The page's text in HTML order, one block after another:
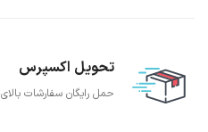
تحویل اکسپرس
حمل رایگان سفارشات بالای 1 میلیون تومان